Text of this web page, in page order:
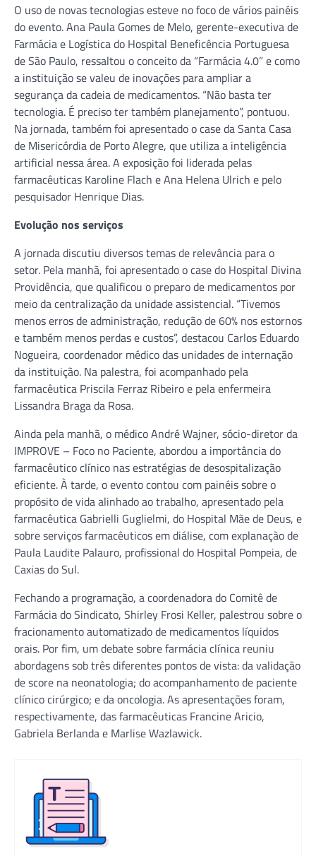
O uso de novas tecnologias esteve no foco de vários painéis
do evento. Ana Paula Gomes de Melo, gerente-executiva de
Farmácia e Logística do Hospital Beneficência Portuguesa
de São Paulo, ressaltou o conceito da “Farmácia 4.0” e como
a instituição se valeu de inovações para ampliar a
segurança da cadeia de medicamentos. “Não basta ter
tecnologia. É preciso ter também planejamento”, pontuou.
Na jornada, também foi apresentado o case da Santa Casa
de Misericórdia de Porto Alegre, que utiliza a inteligência
artificial nessa área. A exposição foi liderada pelas
farmacêuticas Karoline Flach e Ana Helena Ulrich e pelo
pesquisador Henrique Dias.
Evolução nos serviços
A jornada discutiu diversos temas de relevância para o
setor. Pela manhã, foi apresentado o case do Hospital Divina
Providência, que qualificou o preparo de medicamentos por
meio da centralização da unidade assistencial. “Tivemos
menos erros de administração, redução de 60% nos estornos
e também menos perdas e custos”, destacou Carlos Eduardo
Nogueira, coordenador médico das unidades de internação
da instituição. Na palestra, foi acompanhado pela
farmacêutica Priscila Ferraz Ribeiro e pela enfermeira
Lissandra Braga da Rosa.
Ainda pela manhã, o médico André Wajner, sócio-diretor da
IMPROVE – Foco no Paciente, abordou a importância do
farmacêutico clínico nas estratégias de desospitalização
eficiente. À tarde, o evento contou com painéis sobre o
propósito de vida alinhado ao trabalho, apresentado pela
farmacêutica Gabrielli Guglielmi, do Hospital Mãe de Deus, e
sobre serviços farmacêuticos em diálise, com explanação de
Paula Laudite Palauro, profissional do Hospital Pompeia, de
Caxias do Sul.
Fechando a programação, a coordenadora do Comitê de
Farmácia do Sindicato, Shirley Frosi Keller, palestrou sobre o
fracionamento automatizado de medicamentos líquidos
orais. Por fim, um debate sobre farmácia clínica reuniu
abordagens sob três diferentes pontos de vista: da validação
de score na neonatologia; do acompanhamento de paciente
clínico cirúrgico; e da oncologia. As apresentações foram,
respectivamente, das farmacêuticas Francine Aricio,
Gabriela Berlanda e Marlise Wazlawick.